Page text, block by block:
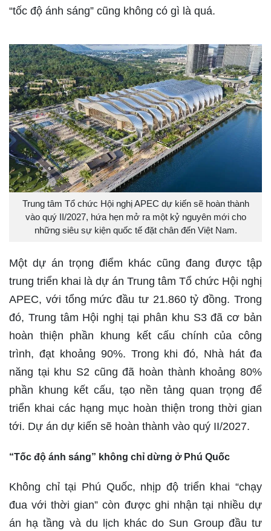
“tốc độ ánh sáng” cũng không có gì là quá.
Trung tâm Tổ chức Hội nghị APEC dự kiến sẽ hoàn thành
vào quý II/2027, hứa hẹn mở ra một kỷ nguyên mới cho
những siêu sự kiện quốc tế đặt chân đến Việt Nam.
Một dự án trọng điểm khác cũng đang được tập
trung triển khai là dự án Trung tâm Tổ chức Hội nghị
APEC, với tổng mức đầu tư 21.860 tỷ đồng. Trong
đó, Trung tâm Hội nghị tại phân khu S3 đã cơ bản
hoàn thiện phần khung kết cấu chính của công
trình, đạt khoảng 90%. Trong khi đó, Nhà hát đa
năng tại khu S2 cũng đã hoàn thành khoảng 80%
phần khung kết cấu, tạo nền tảng quan trọng để
triển khai các hạng mục hoàn thiện trong thời gian
tới. Dự án dự kiến sẽ hoàn thành vào quý II/2027.
“Tốc độ ánh sáng” không chỉ dừng ở Phú Quốc
Không chỉ tại Phú Quốc, nhịp độ triển khai “chạy
đua với thời gian” còn được ghi nhận tại nhiều dự
án hạ tầng và du lịch khác do Sun Group đầu tư